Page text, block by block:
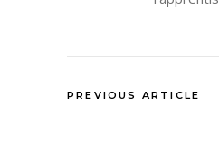
PREVIOUS ARTICLE